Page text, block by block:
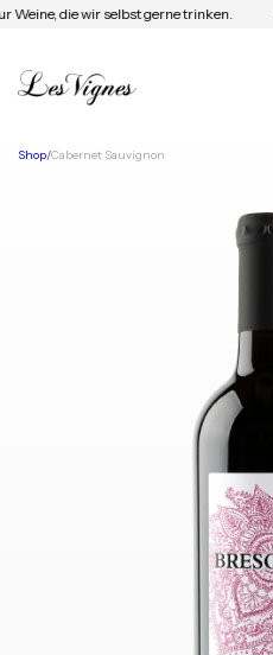
Weine, die wir selbst gerne trinken.
Shop/Cabernet Sauvignon